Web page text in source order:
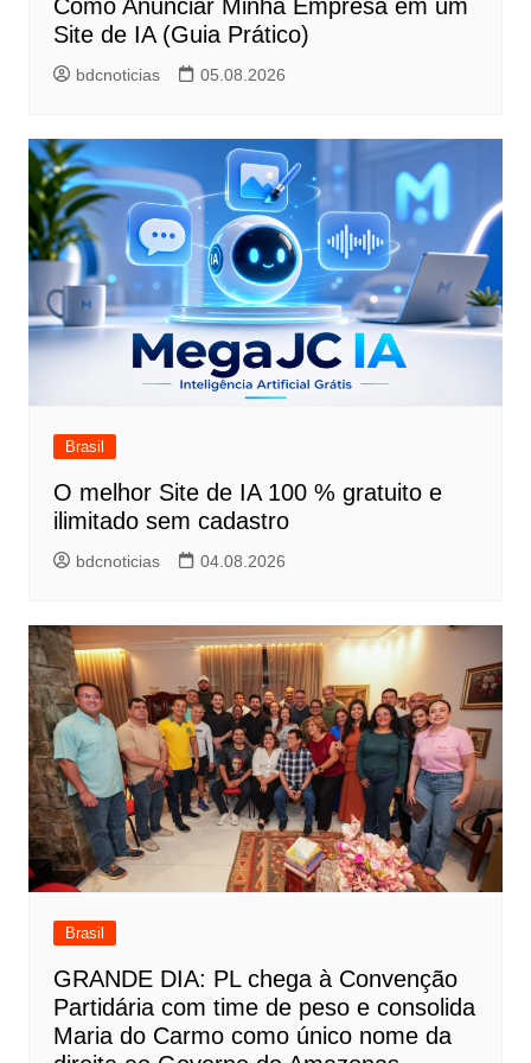
Como Anunciar Minha Empresa em um
Site de IA (Guia Prático)
bdcnoticias 05.08.2026
Brasil
O melhor Site de IA 100 % gratuito e
ilimitado sem cadastro
bdcnoticias 04.08.2026
Brasil
GRANDE DIA: PL chega à Convenção
Partidária com time de peso e consolida
Maria do Carmo como único nome da